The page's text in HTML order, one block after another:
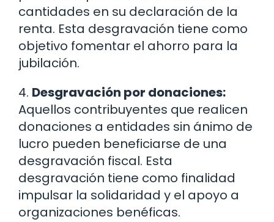
cantidades en su declaración de la
renta. Esta desgravación tiene como
objetivo fomentar el ahorro para la
jubilación.
4. Desgravación por donaciones:
Aquellos contribuyentes que realicen
donaciones a entidades sin ánimo de
lucro pueden beneficiarse de una
desgravación fiscal. Esta
desgravación tiene como finalidad
impulsar la solidaridad y el apoyo a
organizaciones benéficas.